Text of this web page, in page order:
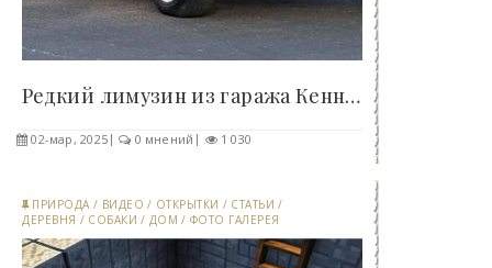
Редкий лимузин из гаража Кеннеди Imperial Crown..
02-мар, 2025 0 мнений 1 030
ПРИРОДА / ВИДЕО / ОТКРЫТКИ / СТАТЬИ /
ДЕРЕВНЯ / СОБАКИ / ДОМ / ФОТО ГАЛЕРЕЯ